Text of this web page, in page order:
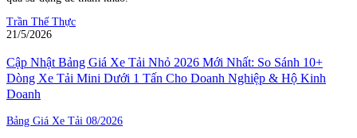
Trần Thế Thực
21/5/2026
Cập Nhật Bảng Giá Xe Tải Nhỏ 2026 Mới Nhất: So Sánh 10+
Dòng Xe Tải Mini Dưới 1 Tấn Cho Doanh Nghiệp & Hộ Kinh
Doanh
Bảng Giá Xe Tải 08/2026